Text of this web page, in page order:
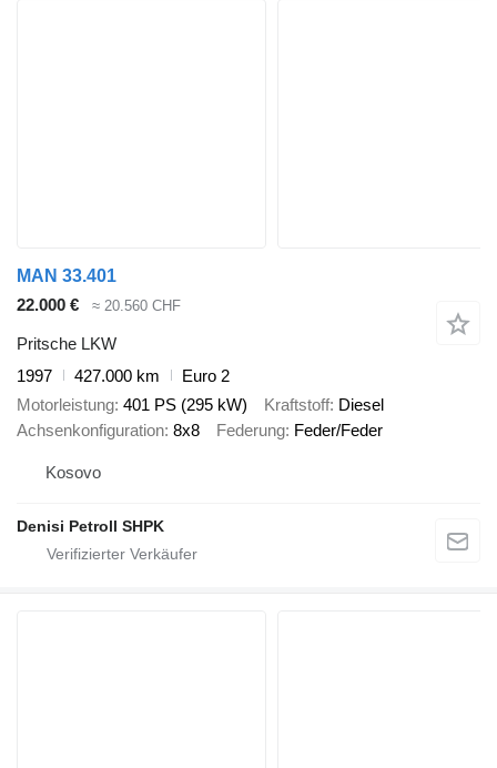
MAN 33.401
22.000 €
≈ 20.560 CHF
Pritsche LKW
1997
427.000 km
Euro 2
Motorleistung 401 PS (295 kW) Kraftstoff Diesel
Achsenkonfiguration 8x8 Federung Feder/Feder
Kosovo
Denisi Petroll SHPK